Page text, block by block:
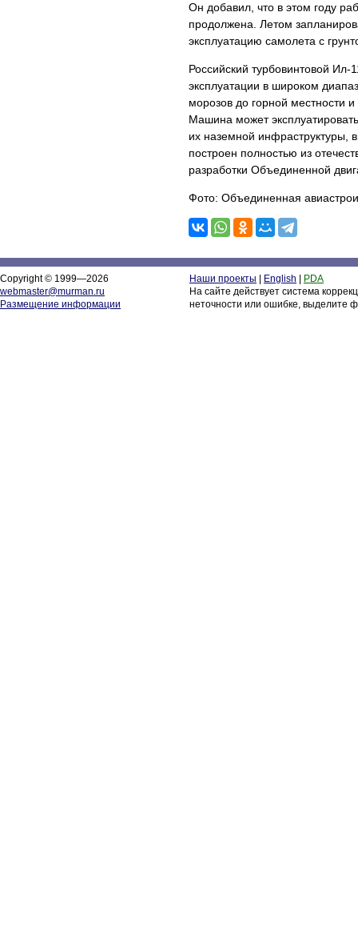
Он добавил, что в этом году
продолжена. Летом
эксплуатацию самолета с
Российский турбовинтовой
эксплуатации в широком
морозов до горной местности
Машина может
их наземной инфраструктуры,
построен полностью из
разработки Объединенной
Фото: Объединенная
Copyright © 1999—2026
webmaster@murman.ru
Размещение информации
Наши проекты English
PDA
На сайте действует система
неточности или ошибке, выделите